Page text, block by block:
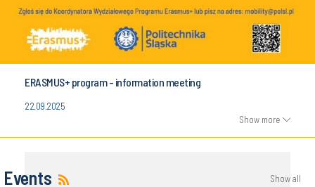
ERASMUS+ program - information meeting
22.09.2025
Show more
Events Show all